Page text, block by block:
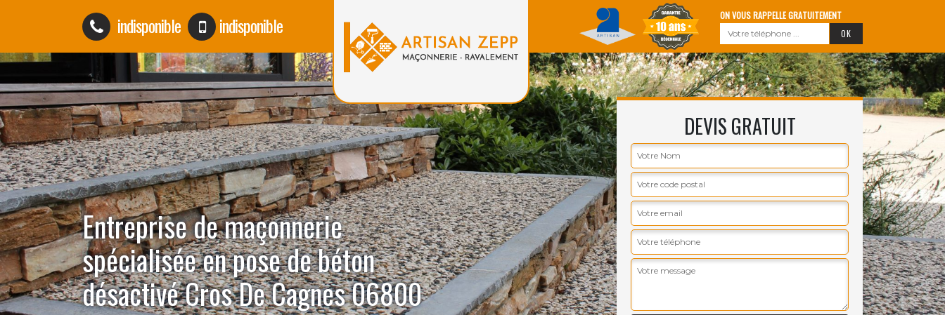
indisponible indisponible ON VOUS RAPPELLE GRATUITEMENT
Entreprise de maçonnerie
spécialisée en pose de béton
désactivé Cros De Cagnes 06800
DEVIS GRATUIT